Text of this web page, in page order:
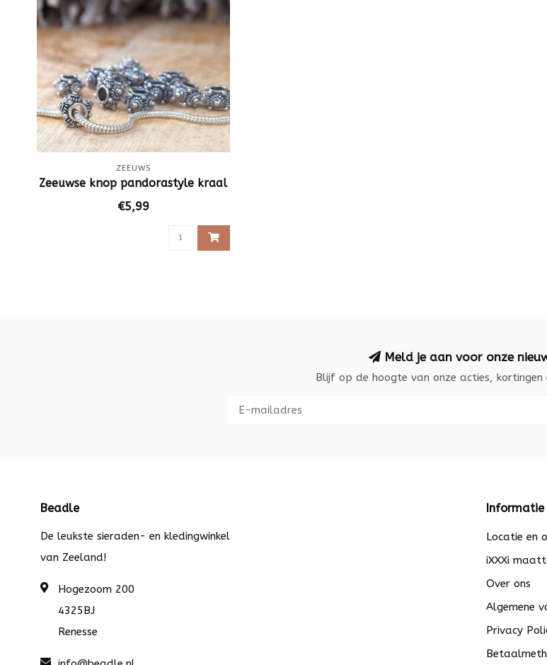
ZEEUWS
Zeeuwse knop pandorastyle kraal
€5,99
Meld je aan voor onze
Blijf op de hoogte van onze acties, kortingen
Beadle
De leukste sieraden- en kledingwinkel
van Zeeland!
Hogezoom 200
4325BJ
Renesse
Informatie
Locatie en
iXXXi
Over ons
Algemene
Privacy